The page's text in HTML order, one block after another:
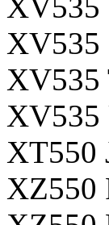
XV535
XV535
XV535
XV535
XT550
XZ550